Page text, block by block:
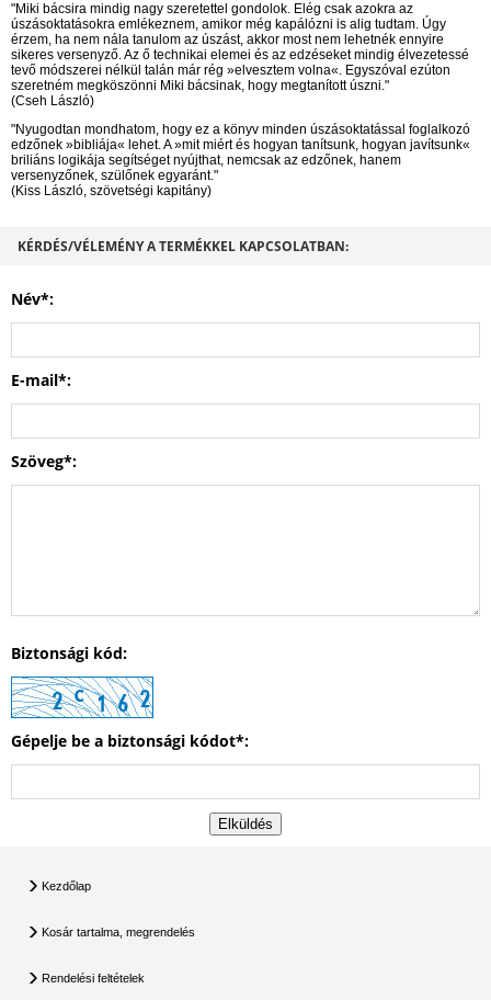
"Miki bácsira mindig nagy szeretettel gondolok. Elég csak azokra az
úszásoktatásokra emlékeznem, amikor még kapálózni is alig tudtam. Úgy
érzem, ha nem nála tanulom az úszást, akkor most nem lehetnék ennyire
sikeres versenyző. Az ő technikai elemei és az edzéseket mindig élvezetessé
tevő módszerei nélkül talán már rég »elvesztem volna«. Egyszóval ezúton
szeretném megköszönni Miki bácsinak, hogy megtanított úszni."
(Cseh László)
"Nyugodtan mondhatom, hogy ez a könyv minden úszásoktatással foglalkozó
edzőnek »bibliája« lehet. A »mit miért és hogyan tanítsunk, hogyan javítsunk«
briliáns logikája segítséget nyújthat, nemcsak az edzőnek, hanem
versenyzőnek, szülőnek egyaránt."
(Kiss László, szövetségi kapitány)
KÉRDÉS/VÉLEMÉNY A TERMÉKKEL KAPCSOLATBAN:
Név*:
E-mail*:
Szöveg*:
Biztonsági kód:
Gépelje be a biztonsági kódot*:
Kezdőlap
Kosár tartalma, megrendelés
Rendelési feltételek